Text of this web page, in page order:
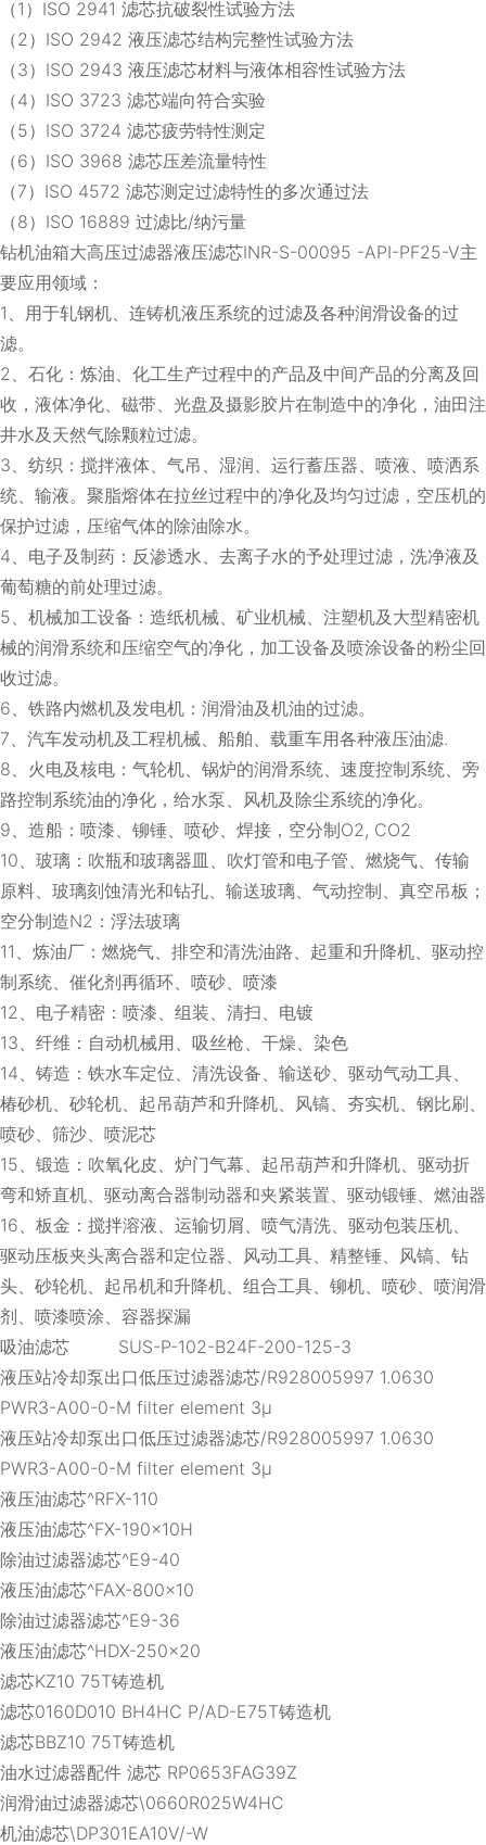
（1）ISO 2941 滤芯抗破裂性试验方法
（2）ISO 2942 液压滤芯结构完整性试验方法
（3）ISO 2943 液压滤芯材料与液体相容性试验方法
（4）ISO 3723 滤芯端向符合实验
（5）ISO 3724 滤芯疲劳特性测定
（6）ISO 3968 滤芯压差流量特性
（7）ISO 4572 滤芯测定过滤特性的多次通过法
（8）ISO 16889 过滤比/纳污量
钻机油箱大高压过滤器液压滤芯INR-S-00095 -API-PF25-V主
要应用领域：
1、用于轧钢机、连铸机液压系统的过滤及各种润滑设备的过
滤。
2、石化：炼油、化工生产过程中的产品及中间产品的分离及回
收，液体净化、磁带、光盘及摄影胶片在制造中的净化，油田注
井水及天然气除颗粒过滤。
3、纺织：搅拌液体、气吊、湿润、运行蓄压器、喷液、喷洒系
统、输液。聚脂熔体在拉丝过程中的净化及均匀过滤，空压机的
保护过滤，压缩气体的除油除水。
4、电子及制药：反渗透水、去离子水的予处理过滤，洗净液及
葡萄糖的前处理过滤。
5、机械加工设备：造纸机械、矿业机械、注塑机及大型精密机
械的润滑系统和压缩空气的净化，加工设备及喷涂设备的粉尘回
收过滤。
6、铁路内燃机及发电机：润滑油及机油的过滤。
7、汽车发动机及工程机械、船舶、载重车用各种液压油滤.
8、火电及核电：气轮机、锅炉的润滑系统、速度控制系统、旁
路控制系统油的净化，给水泵、风机及除尘系统的净化。
9、造船：喷漆、铆锤、喷砂、焊接，空分制O2, CO2
10、玻璃：吹瓶和玻璃器皿、吹灯管和电子管、燃烧气、传输
原料、玻璃刻蚀清光和钻孔、输送玻璃、气动控制、真空吊板；
空分制造N2：浮法玻璃
11、炼油厂：燃烧气、排空和清洗油路、起重和升降机、驱动控
制系统、催化剂再循环、喷砂、喷漆
12、电子精密：喷漆、组装、清扫、电镀
13、纤维：自动机械用、吸丝枪、干燥、染色
14、铸造：铁水车定位、清洗设备、输送砂、驱动气动工具、
椿砂机、砂轮机、起吊葫芦和升降机、风镐、夯实机、钢比刷、
喷砂、筛沙、喷泥芯
15、锻造：吹氧化皮、炉门气幕、起吊葫芦和升降机、驱动折
弯和矫直机、驱动离合器制动器和夹紧装置、驱动锻锤、燃油器
16、板金：搅拌溶液、运输切屑、喷气清洗、驱动包装压机、
驱动压板夹头离合器和定位器、风动工具、精整锤、风镐、钻
头、砂轮机、起吊机和升降机、组合工具、铆机、喷砂、喷润滑
剂、喷漆喷涂、容器探漏
吸油滤芯 SUS-P-102-B24F-200-125-3
液压站冷却泵出口低压过滤器滤芯/R928005997 1.0630
PWR3-A00-0-M filter element 3μ
液压站冷却泵出口低压过滤器滤芯/R928005997 1.0630
PWR3-A00-0-M filter element 3μ
液压油滤芯^RFX-110
液压油滤芯^FX-190×10H
除油过滤器滤芯^E9-40
液压油滤芯^FAX-800×10
除油过滤器滤芯^E9-36
液压油滤芯^HDX-250×20
滤芯KZ10 75T铸造机
滤芯0160D010 BH4HC P/AD-E75T铸造机
滤芯BBZ10 75T铸造机
油水过滤器配件 滤芯 RP0653FAG39Z
润滑油过滤器滤芯\0660R025W4HC
机油滤芯\DP301EA10V/-W